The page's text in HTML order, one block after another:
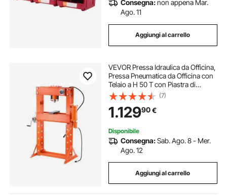
Consegna:non appena Mar.
Ago. 11
Aggiungi al carrello
VEVOR Pressa Idraulica da Officina,
Pressa Pneumatica da Officina con
Telaio a H 50 T con Piastra di
Pressatura Supporto Triangolare,
Pressa Idraulica Stabile Regolabile
per Pavimenti da Garage
(7)
1.12990€
Disponibile
Consegna:Sab. Ago. 8 - Mer.
Ago. 12
Aggiungi al carrello